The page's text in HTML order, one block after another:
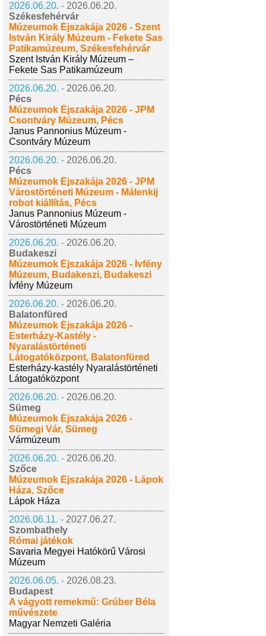
2026.06.20. - 2026.06.20.
Székesfehérvár
Múzeumok Éjszakája 2026 - Szent
István Király Múzeum - Fekete Sas
Patikamúzeum, Székesfehérvár
Szent István Király Múzeum –
Fekete Sas Patikamúzeum
2026.06.20. - 2026.06.20.
Pécs
Múzeumok Éjszakája 2026 - JPM
Csontváry Múzeum, Pécs
Janus Pannonius Múzeum -
Csontváry Múzeum
2026.06.20. - 2026.06.20.
Pécs
Múzeumok Éjszakája 2026 - JPM
Várostörténeti Múzeum - Málenkij
robot kiállítás, Pécs
Janus Pannonius Múzeum -
Várostörténeti Múzeum
2026.06.20. - 2026.06.20.
Budakeszi
Múzeumok Éjszakája 2026 - Ívfény
Múzeum, Budakeszi, Budakeszi
Ívfény Múzeum
2026.06.20. - 2026.06.20.
Balatonfüred
Múzeumok Éjszakája 2026 -
Esterházy-Kastély -
Nyaralástörténeti
Látogatóközpont, Balatonfüred
Esterházy-kastély Nyaralástörténeti
Látogatóközpont
2026.06.20. - 2026.06.20.
Sümeg
Múzeumok Éjszakája 2026 -
Sümegi Vár, Sümeg
Vármúzeum
2026.06.20. - 2026.06.20.
Szőce
Múzeumok Éjszakája 2026 - Lápok
Háza, Szőce
Lápok Háza
2026.06.11. - 2027.06.27.
Szombathely
Római játékok
Savaria Megyei Hatókörű Városi
Múzeum
2026.06.05. - 2026.08.23.
Budapest
A vágyott remekmű: Grúber Béla
művészete
Magyar Nemzeti Galéria